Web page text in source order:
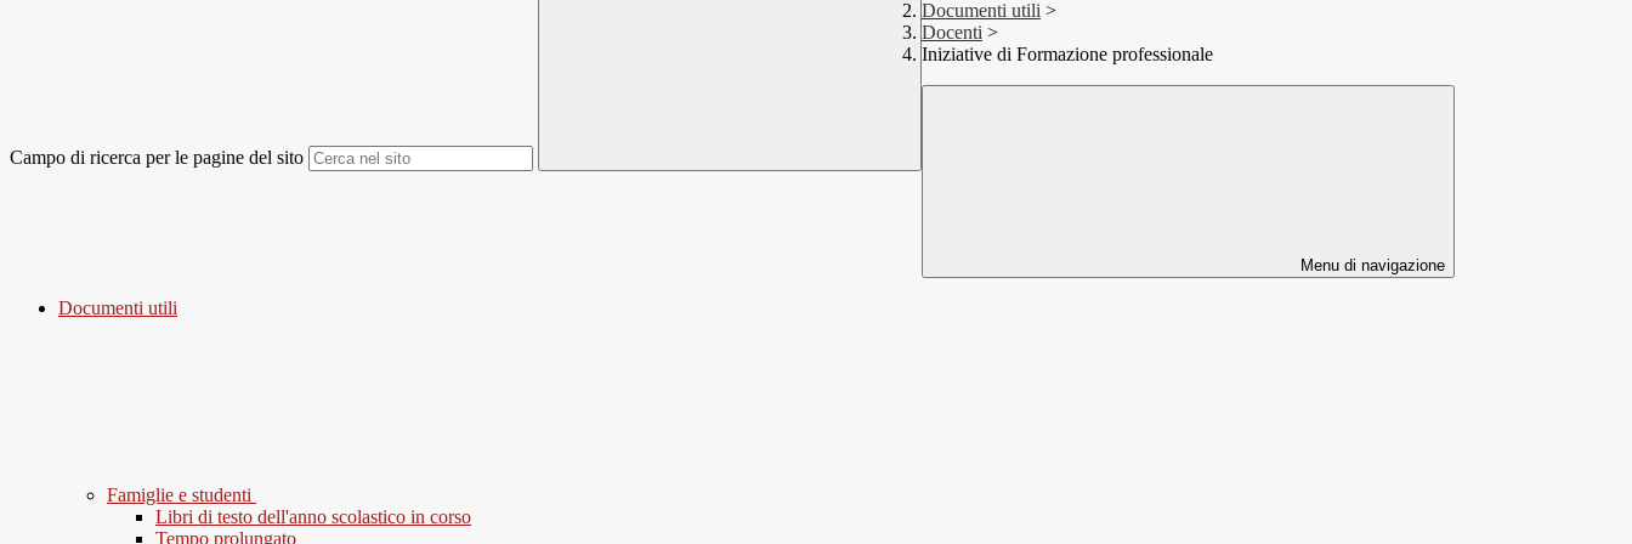
Campo di ricerca per le pagine del sito
Documenti utili >
Docenti >
Iniziative di Formazione professionale
Menu di navigazione
Documenti utili
Famiglie e studenti
Libri di testo dell'anno scolastico in corso
Tempo prolungato